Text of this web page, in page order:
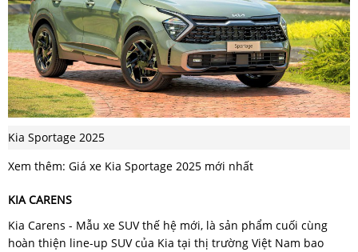
Kia Sportage 2025
Xem thêm: Giá xe Kia Sportage 2025 mới nhất
KIA CARENS
Kia Carens - Mẫu xe SUV thế hệ mới, là sản phẩm cuối cùng
hoàn thiện line-up SUV của Kia tại thị trường Việt Nam bao